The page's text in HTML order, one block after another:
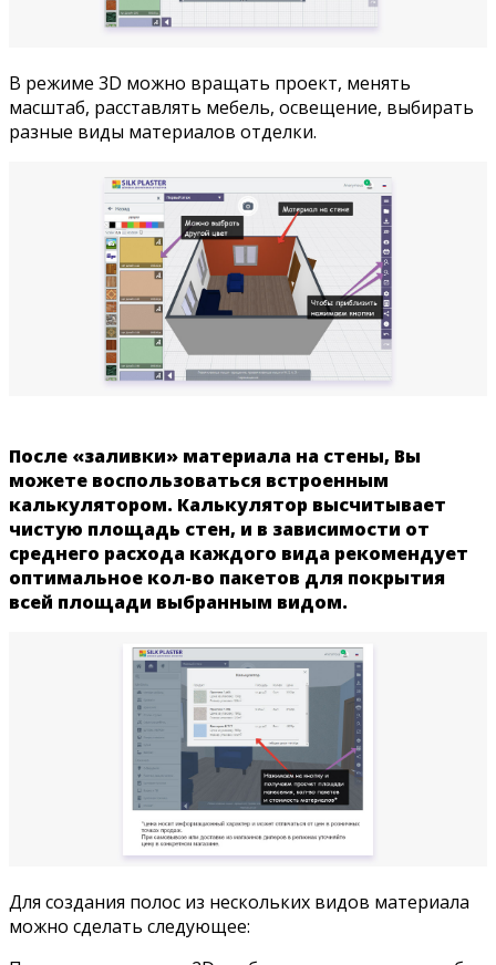
В режиме 3D можно вращать проект, менять
масштаб, расставлять мебель, освещение, выбирать
разные виды материалов отделки.
После «заливки» материала на стены, Вы
можете воспользоваться встроенным
калькулятором. Калькулятор высчитывает
чистую площадь стен, и в зависимости от
среднего расхода каждого вида рекомендует
оптимальное кол-во пакетов для покрытия
всей площади выбранным видом.
Для создания полос из нескольких видов материала
можно сделать следующее: